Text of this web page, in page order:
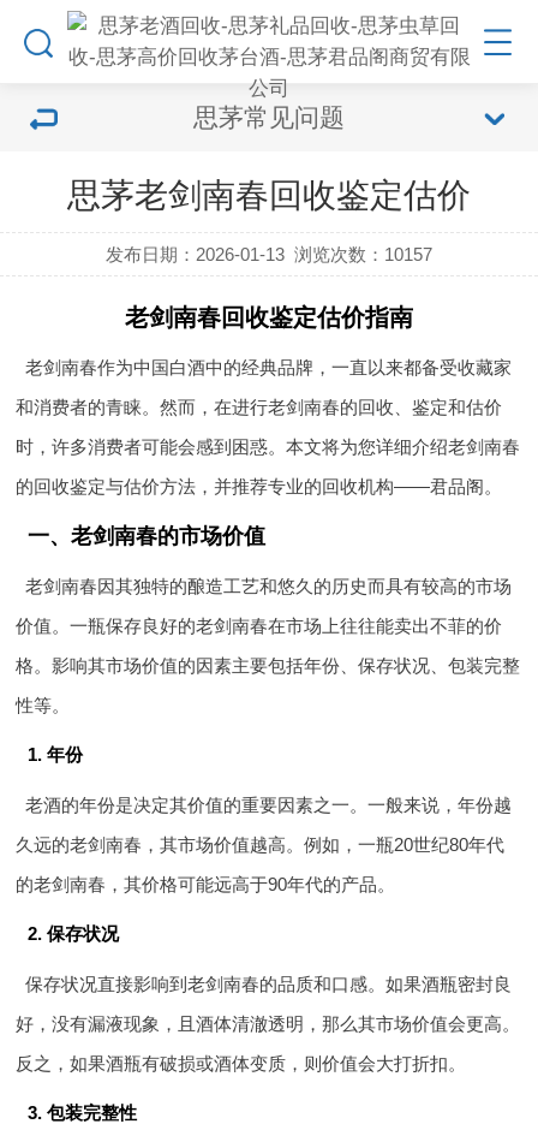
思茅常见问题
思茅老剑南春回收鉴定估价
发布日期：2026-01-13 浏览次数： 10157
老剑南春回收鉴定估价指南
老剑南春作为中国白酒中的经典品牌，一直以来都备受收藏家
和消费者的青睐。然而，在进行老剑南春的回收、鉴定和估价
时，许多消费者可能会感到困惑。本文将为您详细介绍老剑南春
的回收鉴定与估价方法，并推荐专业的回收机构——君品阁。
一、老剑南春的市场价值
老剑南春因其独特的酿造工艺和悠久的历史而具有较高的市场
价值。一瓶保存良好的老剑南春在市场上往往能卖出不菲的价
格。影响其市场价值的因素主要包括年份、保存状况、包装完整
性等。
1. 年份
老酒的年份是决定其价值的重要因素之一。一般来说，年份越
久远的老剑南春，其市场价值越高。例如，一瓶20世纪80年代
的老剑南春，其价格可能远高于90年代的产品。
2. 保存状况
保存状况直接影响到老剑南春的品质和口感。如果酒瓶密封良
好，没有漏液现象，且酒体清澈透明，那么其市场价值会更高。
反之，如果酒瓶有破损或酒体变质，则价值会大打折扣。
3. 包装完整性